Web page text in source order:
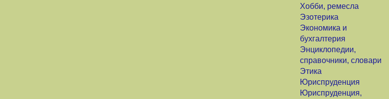
Хобби, ремесла
Эзотерика
Экономика и
бухгалтерия
Энциклопедии,
справочники, словари
Этика
Юриспруденция
Юриспруденция,